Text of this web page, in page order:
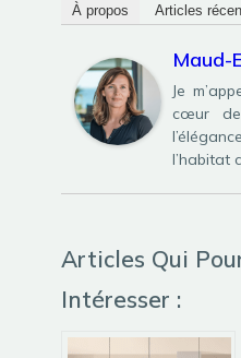
À propos Articles
Maud-
Je
cœur
l’habitat
Articles Qui
Intéresser :